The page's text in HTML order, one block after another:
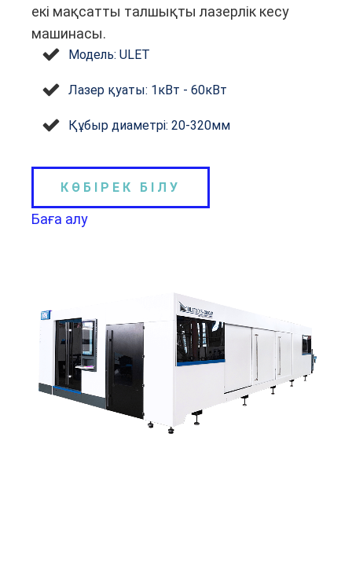
екі мақсатты талшықты лазерлік кесу
машинасы.
Модель: ULET
Лазер қуаты: 1кВт - 60кВт
Құбыр диаметрі: 20-320мм
КӨБІРЕК БІЛУ
Баға алу